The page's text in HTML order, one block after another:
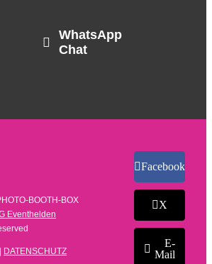
WhatsApp
Chat
BOOTH-BOX
Eventhelden
DATENSCHUTZ
Facebook
X
E-
Mail